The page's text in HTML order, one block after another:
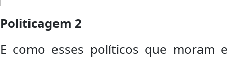
Politicagem 2
E como esses políticos que moram e